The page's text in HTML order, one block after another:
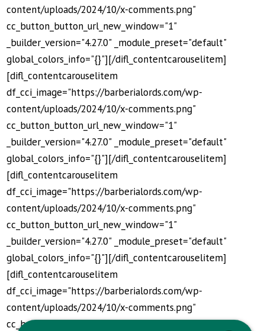
content/uploads/2024/10/x-comments.png"
cc_button_button_url_new_window="1"
_builder_version="4.27.0" _module_preset="default"
global_colors_info="{}"][/difl_contentcarouselitem]
[difl_contentcarouselitem
df_cci_image="https://barberialords.com/wp-
content/uploads/2024/10/x-comments.png"
cc_button_button_url_new_window="1"
_builder_version="4.27.0" _module_preset="default"
global_colors_info="{}"][/difl_contentcarouselitem]
[difl_contentcarouselitem
df_cci_image="https://barberialords.com/wp-
content/uploads/2024/10/x-comments.png"
cc_button_button_url_new_window="1"
_builder_version="4.27.0" _module_preset="default"
global_colors_info="{}"][/difl_contentcarouselitem]
[difl_contentcarouselitem
df_cci_image="https://barberialords.com/wp-
content/uploads/2024/10/x-comments.png"
cc_button_button_url_new_window="1"